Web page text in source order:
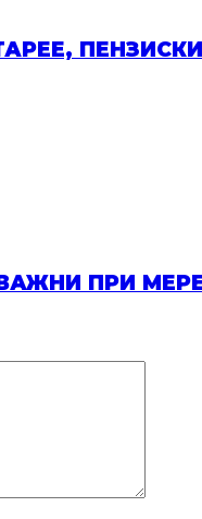
ПРИ